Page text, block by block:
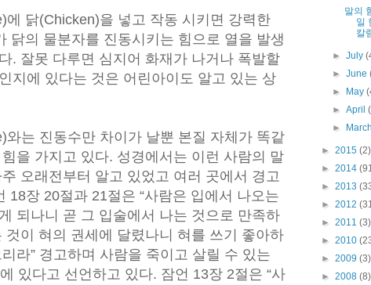
에 닭(Chicken)을 넣고 작동 시키면 강력한
닭의 물분자를 진동시키는 힘으로 열을 발생
. 잘못 다루면 심지어 화재가 나거나 폭발할
지에 있다는 것은 어린아이도 알고 있는 상
와는 진동수만 차이가 날뿐 본질 자체가 똑같
을 가지고 있다. 성경에서는 이런 사람의 말
오래전부터 알고 있었고 여러 곳에서 경고
18장 20절과 21절은 “사람은 입에서 나오는
되나니 곧 그 입술에서 나는 것으로 만족하
것이 혀의 권세에 달렸나니 혀를 쓰기 좋아하
라” 경고하며 사람을 죽이고 살릴 수 있는
있다고 선언하고 있다. 잠언 13장 2절은 “사
말의
일
칼
►July
►June
►
May
►April
►
► 2015 (2)
► 2014
► 2013
► 2012
► 2011 (3)
► 2010
► 2009 (3)
► 2008 (8)